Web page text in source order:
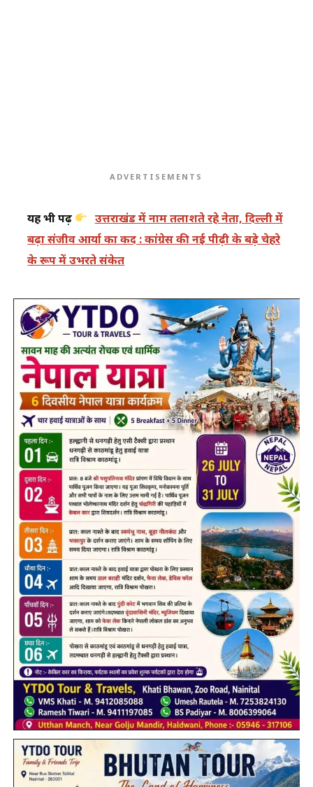
ADVERTISEMENTS
यह भी पढ़ें
उत्तराखंड में नाम तलाशते रहे नेता, दिल्ली में
बढ़ा संजीव आर्या का कद : कांग्रेस की नई पीढ़ी के बड़े चेहरे
के रूप में उभरते संकेत